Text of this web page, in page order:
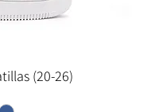
(20-26)